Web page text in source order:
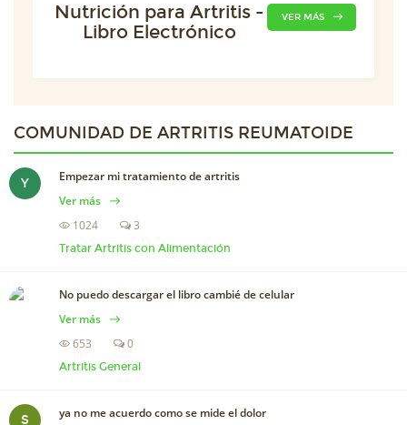
Nutrición para Artritis -
Libro Electrónico
VER MÁS
COMUNIDAD DE ARTRITIS REUMATOIDE
Y
Empezar mi tratamiento de artritis
Ver más
1024
3
Tratar Artritis con Alimentación
No puedo descargar el libro cambié de celular
Ver más
653
0
Artritis General
S
ya no me acuerdo como se mide el dolor